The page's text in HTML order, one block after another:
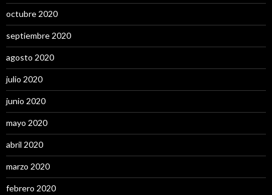
octubre 2020
septiembre 2020
agosto 2020
julio 2020
junio 2020
mayo 2020
abril 2020
marzo 2020
febrero 2020